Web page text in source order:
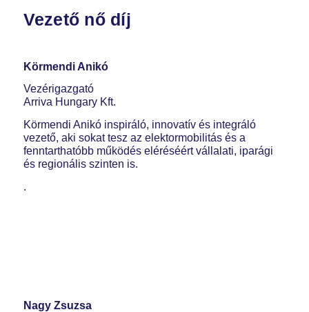
Vezető nő díj
Körmendi Anikó
Vezérigazgató
Arriva Hungary Kft.
Körmendi Anikó inspiráló, innovatív és integráló
vezető, aki sokat tesz az elektormobilitás és a
fenntarthatóbb működés eléréséért vállalati, iparági
és regionális szinten is.
.
Nagy Zsuzsa